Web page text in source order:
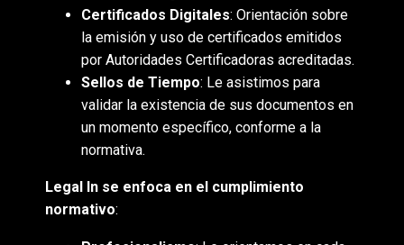
Certificados Digitales: Orientación sobre
la emisión y uso de certificados emitidos
por Autoridades Certificadoras acreditadas.
Sellos de Tiempo: Le asistimos para
validar la existencia de sus documentos en
un momento específico, conforme a la
normativa.
Legal In se enfoca en el cumplimiento
normativo: